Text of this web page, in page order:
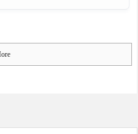
愕
リゴ残留希望もアロンソ監
方」 リュディガー走法で6